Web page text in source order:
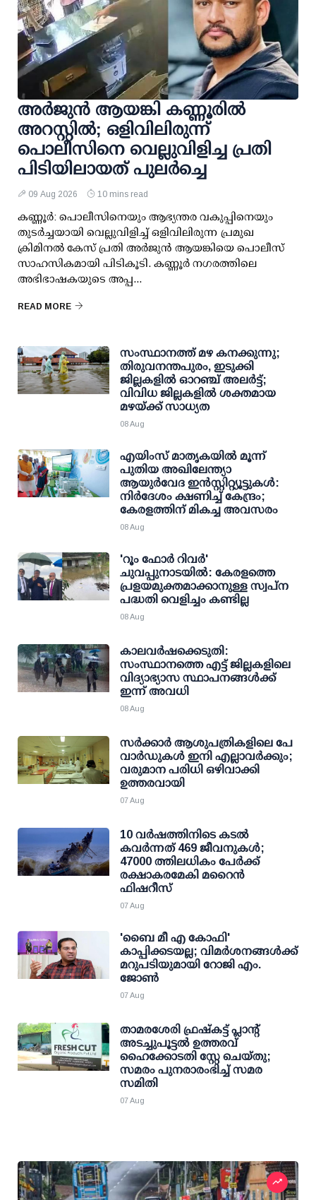
അര്‍ജുന്‍ ആയങ്കി കണ്ണൂരില്‍
അറസ്റ്റില്‍; ഒളിവിലിരുന്ന്
പൊലീസിനെ വെല്ലുവിളിച്ച പ്രതി
പിടിയിലായത് പുലര്‍ച്ചെ
09 Aug 2026 10 mins read
കണ്ണൂര്‍: പൊലീസിനെയും ആഭ്യന്തര വകുപ്പിനെയും
തുടര്‍ച്ചയായി വെല്ലുവിളിച്ച് ഒളിവിലിരുന്ന പ്രമുഖ
ക്രിമിനല്‍ കേസ് പ്രതി അര്‍ജുന്‍ ആയങ്കിയെ പൊലീസ്
സാഹസികമായി പിടികൂടി. കണ്ണൂര്‍ നഗരത്തിലെ
അഭിഭാഷകയുടെ അപ്പ...
READ MORE
സംസ്ഥാനത്ത് മഴ കനക്കുന്നു;
തിരുവനന്തപുരം, ഇടുക്കി
ജില്ലകളിൽ ഓറഞ്ച് അലർട്ട്;
വിവിധ ജില്ലകളിൽ ശക്തമായ
മഴയ്ക്ക് സാധ്യത
08 Aug
എയിംസ് മാതൃകയില്‍ മൂന്ന്
പുതിയ അഖിലേന്ത്യാ
ആയുര്‍വേദ ഇന്‍സ്റ്റിറ്റ്യൂട്ടുകള്‍:
നിര്‍ദേശം ക്ഷണിച്ച് കേന്ദ്രം;
കേരളത്തിന് മികച്ച അവസരം
08 Aug
'റൂം ഫോര്‍ റിവര്‍'
ചുവപ്പുനാടയില്‍: കേരളത്തെ
പ്രളയമുക്തമാക്കാനുള്ള സ്വപ്ന
പദ്ധതി വെളിച്ചം കണ്ടില്ല
08 Aug
കാലവര്‍ഷക്കെടുതി:
സംസ്ഥാനത്തെ എട്ട് ജില്ലകളിലെ
വിദ്യാഭ്യാസ സ്ഥാപനങ്ങള്‍ക്ക്
ഇന്ന് അവധി
08 Aug
സര്‍ക്കാര്‍ ആശുപത്രികളിലെ പേ
വാര്‍ഡുകള്‍ ഇനി എല്ലാവര്‍ക്കും;
വരുമാന പരിധി ഒഴിവാക്കി
ഉത്തരവായി
07 Aug
10 വര്‍ഷത്തിനിടെ കടല്‍
കവര്‍ന്നത് 469 ജീവനുകള്‍;
47000 ത്തിലധികം പേര്‍ക്ക്
രക്ഷാകരമേകി മറൈന്‍
ഫിഷറീസ്
07 Aug
'ബൈ മീ എ കോഫി'
കാപ്പിക്കടയല്ല; വിമര്‍ശനങ്ങള്‍ക്ക്
മറുപടിയുമായി റോജി എം.
ജോണ്‍
07 Aug
താമരശേരി ഫ്രഷ്കട്ട് പ്ലാന്റ്
അടച്ചുപൂട്ടൽ ഉത്തരവ്
ഹൈക്കോടതി സ്റ്റേ ചെയ്തു;
സമരം പുനരാരംഭിച്ച് സമര
സമിതി
07 Aug